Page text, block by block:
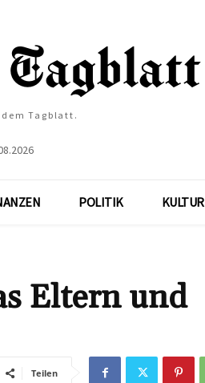
Tagblatt.
POLITIK KULTUR
Eltern und
Teilen